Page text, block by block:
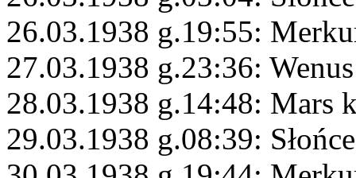
26.03.1938 g.19:55:
27.03.1938 g.23:36:
28.03.1938 g.14:48: Mars
29.03.1938 g.08:39: